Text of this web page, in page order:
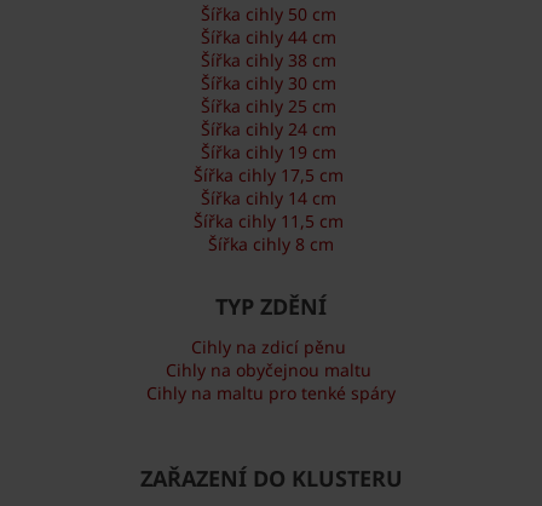
Šířka cihly 50 cm
Šířka cihly 44 cm
Šířka cihly 38 cm
Šířka cihly 30 cm
Šířka cihly 25 cm
Šířka cihly 24 cm
Šířka cihly 19 cm
Šířka cihly 17,5 cm
Šířka cihly 14 cm
Šířka cihly 11,5 cm
Šířka cihly 8 cm
TYP ZDĚNÍ
Cihly na zdicí pěnu
Cihly na obyčejnou maltu
Cihly na maltu pro tenké spáry
ZAŘAZENÍ DO KLUSTERU